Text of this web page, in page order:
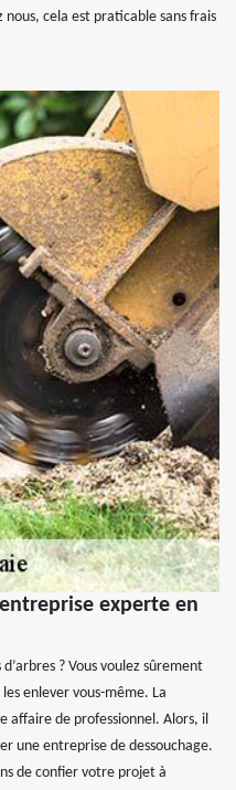
nous, cela est praticable sans frais
experte en
? Vous voulez sûrement
enlever vous-même. La
affaire de professionnel. Alors, il
une entreprise de dessouchage.
de confier votre projet à